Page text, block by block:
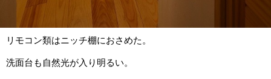
リモコン類はニッチ棚におさめた。
洗面台も自然光が入り明るい。